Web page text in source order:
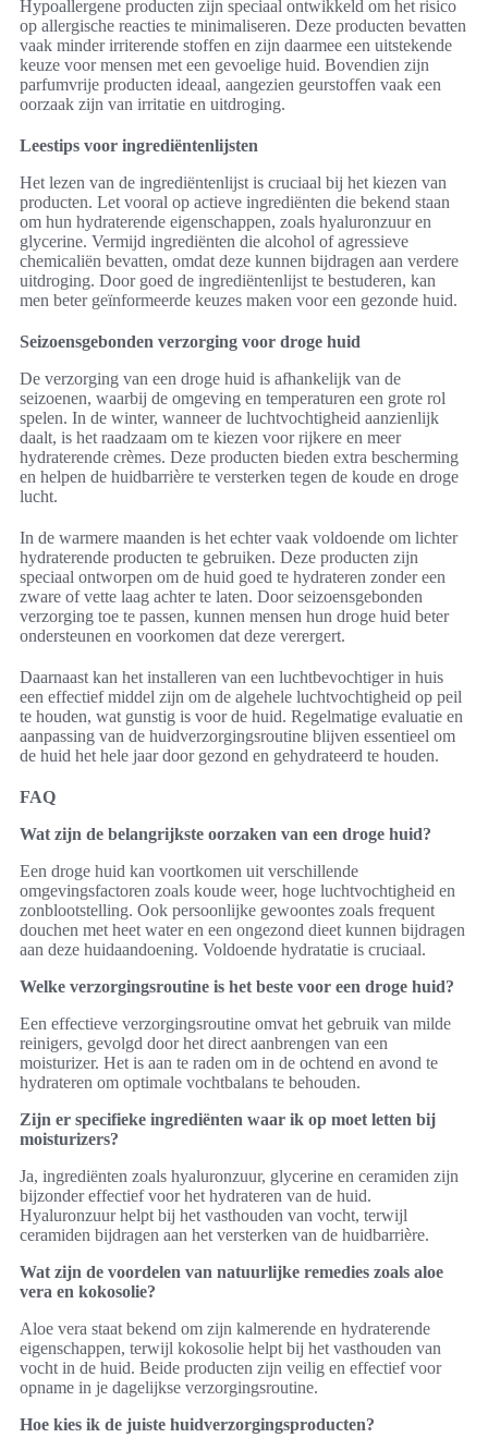
Hypoallergene producten zijn speciaal ontwikkeld om het risico
op allergische reacties te minimaliseren. Deze producten bevatten
vaak minder irriterende stoffen en zijn daarmee een uitstekende
keuze voor mensen met een gevoelige huid. Bovendien zijn
parfumvrije producten ideaal, aangezien geurstoffen vaak een
oorzaak zijn van irritatie en uitdroging.
Leestips voor ingrediëntenlijsten
Het lezen van de ingrediëntenlijst is cruciaal bij het kiezen van
producten. Let vooral op actieve ingrediënten die bekend staan
om hun hydraterende eigenschappen, zoals hyaluronzuur en
glycerine. Vermijd ingrediënten die alcohol of agressieve
chemicaliën bevatten, omdat deze kunnen bijdragen aan verdere
uitdroging. Door goed de ingrediëntenlijst te bestuderen, kan
men beter geïnformeerde keuzes maken voor een gezonde huid.
Seizoensgebonden verzorging voor droge huid
De verzorging van een droge huid is afhankelijk van de
seizoenen, waarbij de omgeving en temperaturen een grote rol
spelen. In de winter, wanneer de luchtvochtigheid aanzienlijk
daalt, is het raadzaam om te kiezen voor rijkere en meer
hydraterende crèmes. Deze producten bieden extra bescherming
en helpen de huidbarrière te versterken tegen de koude en droge
lucht.
In de warmere maanden is het echter vaak voldoende om lichter
hydraterende producten te gebruiken. Deze producten zijn
speciaal ontworpen om de huid goed te hydrateren zonder een
zware of vette laag achter te laten. Door seizoensgebonden
verzorging toe te passen, kunnen mensen hun droge huid beter
ondersteunen en voorkomen dat deze verergert.
Daarnaast kan het installeren van een luchtbevochtiger in huis
een effectief middel zijn om de algehele luchtvochtigheid op peil
te houden, wat gunstig is voor de huid. Regelmatige evaluatie en
aanpassing van de huidverzorgingsroutine blijven essentieel om
de huid het hele jaar door gezond en gehydrateerd te houden.
FAQ
Wat zijn de belangrijkste oorzaken van een droge huid?
Een droge huid kan voortkomen uit verschillende
omgevingsfactoren zoals koude weer, hoge luchtvochtigheid en
zonblootstelling. Ook persoonlijke gewoontes zoals frequent
douchen met heet water en een ongezond dieet kunnen bijdragen
aan deze huidaandoening. Voldoende hydratatie is cruciaal.
Welke verzorgingsroutine is het beste voor een droge huid?
Een effectieve verzorgingsroutine omvat het gebruik van milde
reinigers, gevolgd door het direct aanbrengen van een
moisturizer. Het is aan te raden om in de ochtend en avond te
hydrateren om optimale vochtbalans te behouden.
Zijn er specifieke ingrediënten waar ik op moet letten bij
moisturizers?
Ja, ingrediënten zoals hyaluronzuur, glycerine en ceramiden zijn
bijzonder effectief voor het hydrateren van de huid.
Hyaluronzuur helpt bij het vasthouden van vocht, terwijl
ceramiden bijdragen aan het versterken van de huidbarrière.
Wat zijn de voordelen van natuurlijke remedies zoals aloe
vera en kokosolie?
Aloe vera staat bekend om zijn kalmerende en hydraterende
eigenschappen, terwijl kokosolie helpt bij het vasthouden van
vocht in de huid. Beide producten zijn veilig en effectief voor
opname in je dagelijkse verzorgingsroutine.
Hoe kies ik de juiste huidverzorgingsproducten?